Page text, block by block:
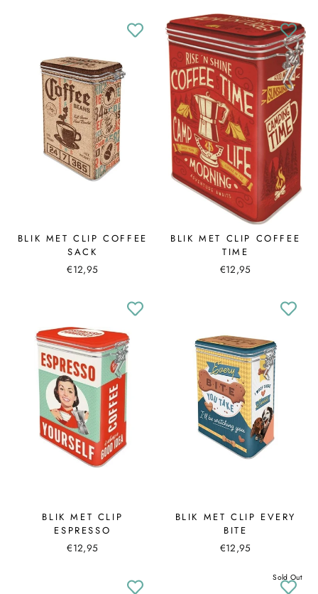
BLIK MET CLIP COFFEE
SACK
€12,95
BLIK MET CLIP COFFEE
TIME
€12,95
BLIK MET CLIP
ESPRESSO
€12,95
BLIK MET CLIP EVERY
BITE
€12,95
Sold Out